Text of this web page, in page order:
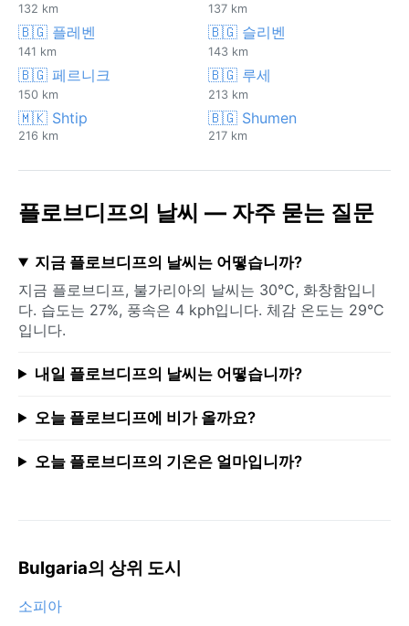
132 km 137 km
🇧🇬 플레벤
141 km
🇧🇬 슬리벤
143 km
🇧🇬 페르니크
150 km
🇧🇬 루세
213 km
🇲🇰 Shtip
216 km
🇧🇬 Shumen
217 km
플로브디프의 날씨 — 자주 묻는 질문
지금 플로브디프의 날씨는 어떻습니까?
지금 플로브디프, 불가리아의 날씨는 30°C, 화창함입니
다. 습도는 27%, 풍속은 4 kph입니다. 체감 온도는 29°C
입니다.
내일 플로브디프의 날씨는 어떻습니까?
오늘 플로브디프에 비가 올까요?
오늘 플로브디프의 기온은 얼마입니까?
Bulgaria의 상위 도시
소피아